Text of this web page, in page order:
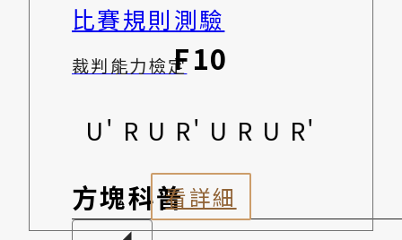
比賽規則測驗
裁判能力檢定
方塊科普
F10
U' R U R' U R U R'
看詳細